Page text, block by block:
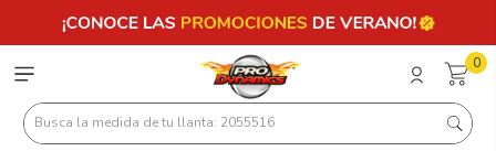
0
Busca la medida de tu llanta: 2055516